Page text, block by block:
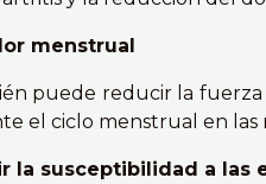
menstrual
puede reducir la
el ciclo menstrual en las
la susceptibilidad a las